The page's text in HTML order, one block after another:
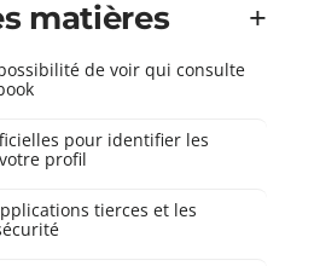
matières
de voir qui consulte
pour identifier les
profil
tierces et les